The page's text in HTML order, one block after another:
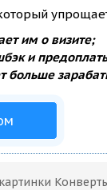
им о визите;
и
больше